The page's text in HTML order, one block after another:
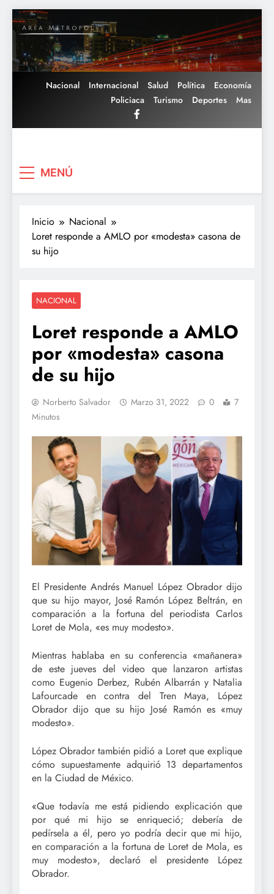
Saltar
al
contenido
Nacional Internacional Salud Política
Economía
Policiaca
Turismo Deportes Mas
MENÚ
Inicio
Nacional
Loret responde a AMLO por «modesta» casona de
su hijo
NACIONAL
Loret responde a AMLO
por «modesta» casona
de su hijo
Norberto Salvador Marzo 31, 2022 0
7
Minutos
El Presidente Andrés Manuel López Obrador dijo
que su hijo mayor, José Ramón López Beltrán, en
comparación a la fortuna del periodista Carlos
Loret de Mola, «es muy modesto».
Mientras hablaba en su conferencia «mañanera»
de este jueves del video que lanzaron artistas
como Eugenio Derbez, Rubén Albarrán y Natalia
Lafourcade en contra del Tren Maya, López
Obrador dijo que su hijo José Ramón es «muy
modesto».
López Obrador también pidió a Loret que explique
cómo supuestamente adquirió 13 departamentos
en la Ciudad de México.
«Que todavía me está pidiendo explicación que
por qué mi hijo se enriqueció; debería de
pedírsela a él, pero yo podría decir que mi hijo,
en comparación a la fortuna de Loret de Mola, es
muy modesto», declaró el presidente López
Obrador.